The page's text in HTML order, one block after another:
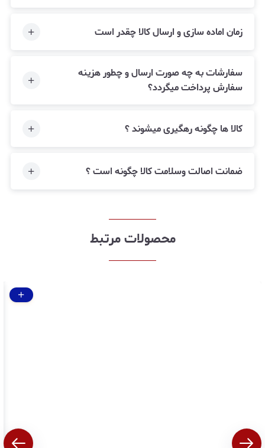
زمان اماده سازی و ارسال کالا چقدر است
سفارشات به چه صورت ارسال و چطور هزینه
سفارش پرداخت میگردد؟
کالا ها چگونه رهگیری میشوند ؟
ضمانت اصالت وسلامت کالا چگونه است ؟
محصولات مرتبط